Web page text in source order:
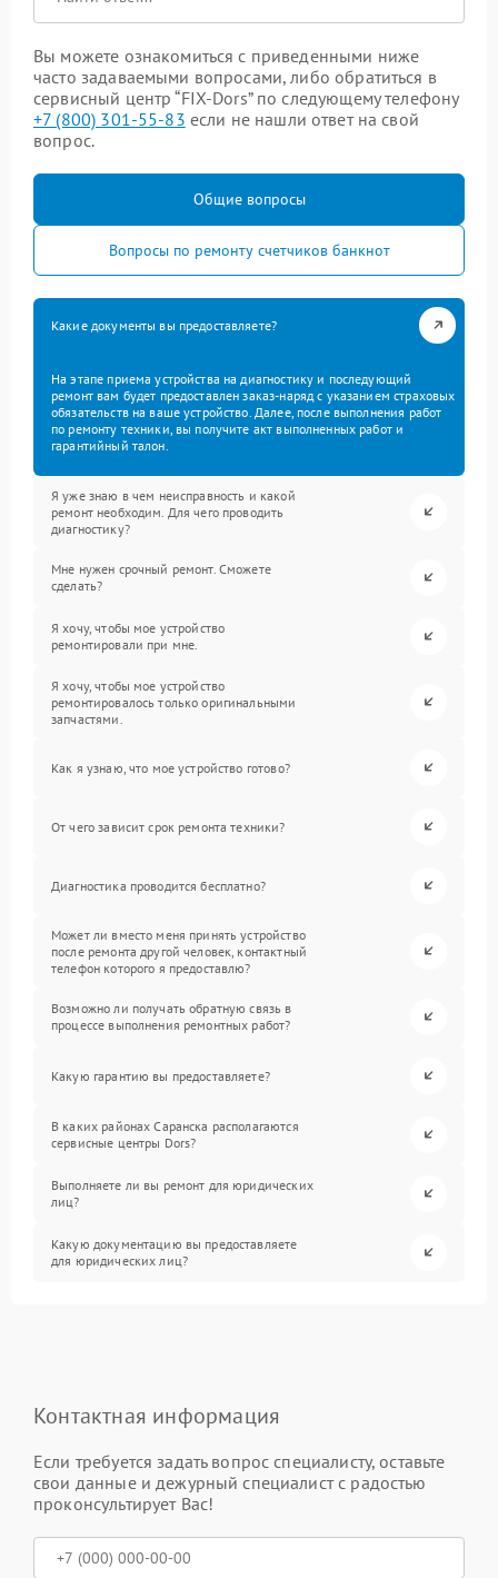
Вы можете ознакомиться с приведенными ниже
часто задаваемыми вопросами, либо обратиться в
сервисный центр “FIX-Dors” по следующему телефону
+7 (800) 301-55-83 если не нашли ответ на свой
вопрос.
Общие вопросы
Вопросы по ремонту счетчиков банкнот
Какие документы вы предоставляете?
На этапе приема устройства на диагностику и последующий
ремонт вам будет предоставлен заказ-наряд с указанием страховых
обязательств на ваше устройство. Далее, после выполнения работ
по ремонту техники, вы получите акт выполненных работ и
гарантийный талон.
Я уже знаю в чем неисправность и какой
ремонт необходим. Для чего проводить
диагностику?
Мне нужен срочный ремонт. Сможете
сделать?
Я хочу, чтобы мое устройство
ремонтировали при мне.
Я хочу, чтобы мое устройство
ремонтировалось только оригинальными
запчастями.
Как я узнаю, что мое устройство готово?
От чего зависит срок ремонта техники?
Диагностика проводится бесплатно?
Может ли вместо меня принять устройство
после ремонта другой человек, контактный
телефон которого я предоставлю?
Возможно ли получать обратную связь в
процессе выполнения ремонтных работ?
Какую гарантию вы предоставляете?
В каких районах Саранска располагаются
сервисные центры Dors?
Выполняете ли вы ремонт для юридических
лиц?
Какую документацию вы предоставляете
для юридических лиц?
Контактная информация
Если требуется задать вопрос специалисту, оставьте
свои данные и дежурный специалист с радостью
проконсультирует Вас!